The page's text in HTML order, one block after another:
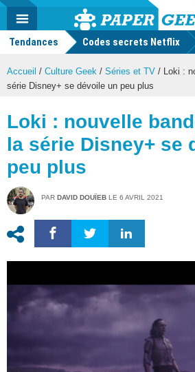
Actu
geek
MENU
Tendances Codes secrets Netflix
Accueil / Culture Geek / Séries et TV / Loki :
série Disney+ se dévoile un peu plus
Loki : nouvelle
la série Disney+ se
peu plus
PAR DAVID DOUÏEB LE 6 AVRIL 2021
Mode
FacebookTwitter